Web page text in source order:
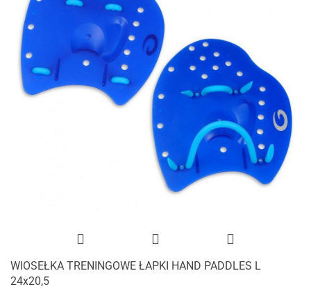
WIOSEŁKA TRENINGOWE ŁAPKI HAND PADDLES L
24x20,5